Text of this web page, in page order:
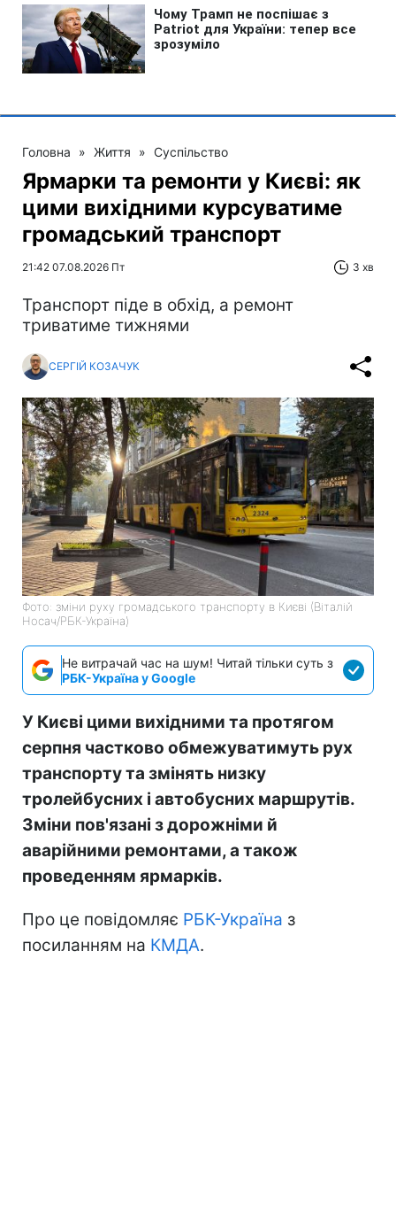
Головна » Життя » Суспільство
Ярмарки та ремонти у Києві: як
цими вихідними курсуватиме
громадський транспорт
21:42 07.08.2026 Пт 3 хв
Транспорт піде в обхід, а ремонт
триватиме тижнями
СЕРГІЙ КОЗАЧУК
Фото: зміни руху громадського транспорту в Києві (Віталій
Носач/РБК-Україна)
Не витрачай час на шум! Читай тільки суть з
РБК-Україна у Google
У Києві цими вихідними та протягом
серпня частково обмежуватимуть рух
транспорту та змінять низку
тролейбусних і автобусних маршрутів.
Зміни пов'язані з дорожніми й
аварійними ремонтами, а також
проведенням ярмарків.
Про це повідомляє РБК-Україна з
посиланням на КМДА.